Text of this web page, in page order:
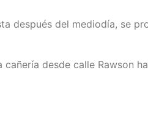
después del mediodía, se
desde calle Rawson